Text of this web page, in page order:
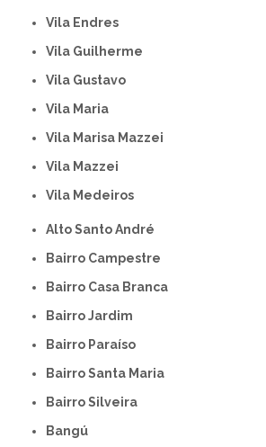
Vila Endres
Vila Guilherme
Vila Gustavo
Vila Maria
Vila Marisa Mazzei
Vila Mazzei
Vila Medeiros
Alto Santo André
Bairro Campestre
Bairro Casa Branca
Bairro Jardim
Bairro Paraíso
Bairro Santa Maria
Bairro Silveira
Bangú